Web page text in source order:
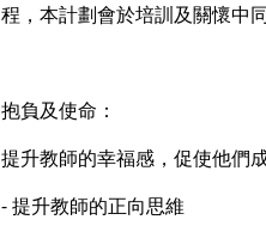
程，本計劃會於培訓及關懷中
抱負及使命：
提升教師的幸福感，促使他們
- 提升教師的正向思維